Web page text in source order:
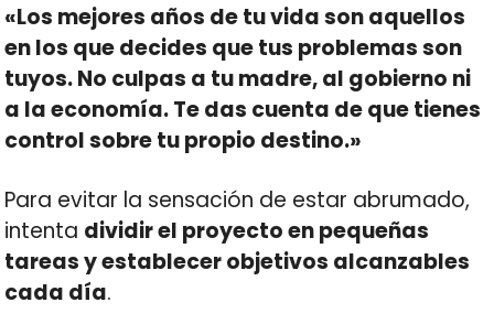
«Los mejores años de tu vida son aquellos
en los que decides que tus problemas son
tuyos. No culpas a tu madre, al gobierno ni
a la economía. Te das cuenta de que tienes
control sobre tu propio destino.»
Para evitar la sensación de estar abrumado,
intenta dividir el proyecto en pequeñas
tareas y establecer objetivos alcanzables
cada día.